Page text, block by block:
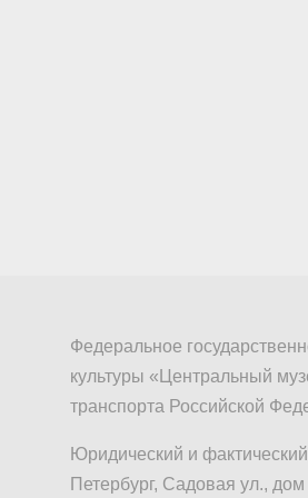
Федеральное
культуры «Центральный
транспорта Российской
Юридический и
Петербург, Садовая ул., дом